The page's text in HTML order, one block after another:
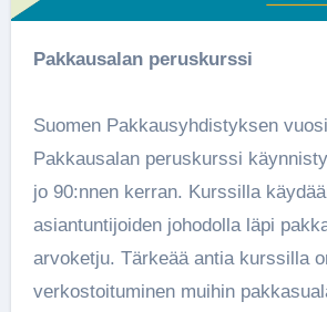
Pakkausalan peruskurssi
Suomen Pakkausyhdistyksen
Pakkausalan peruskurssi
jo 90:nnen kerran. Kurssilla
asiantuntijoiden johodolla läpi
arvoketju. Tärkeää antia kurssilla
verkostoituminen muihin